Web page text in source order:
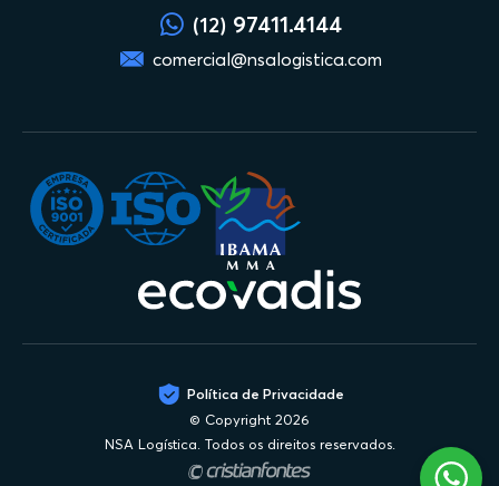
(12) 97411.4144
comercial@nsalogistica.com
Política de Privacidade
© Copyright 2026
NSA Logística. Todos os direitos reservados.